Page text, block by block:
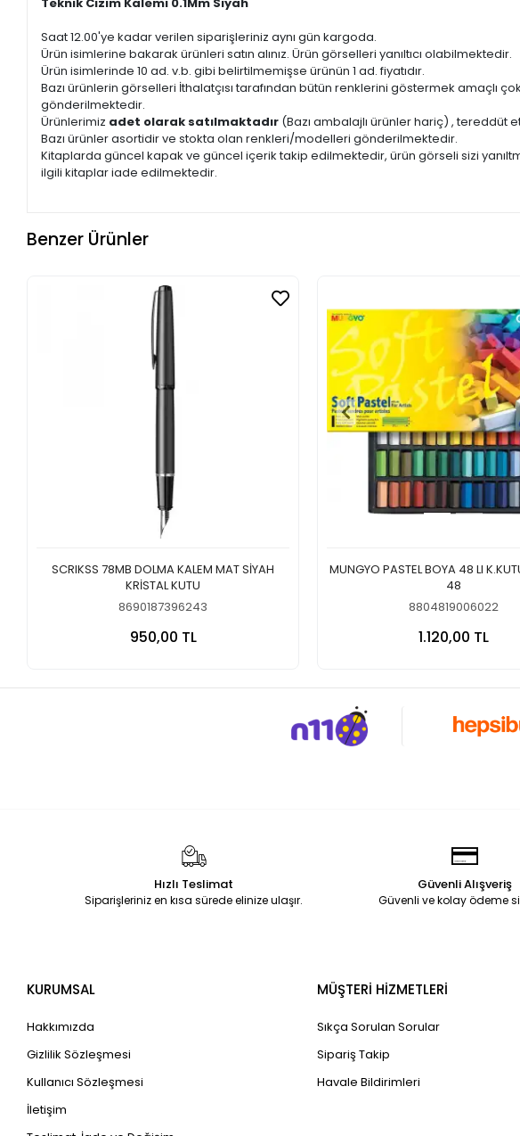
Saat 12.00'ye kadar verilen siparişleriniz aynı gün kargoda.
Ürün isimlerine bakarak ürünleri satın alınız. Ürün görselleri yanıltıcı olabilmektedir.
Ürün isimlerinde 10 ad. v.b. gibi belirtilmemişse ürünün 1 ad. fiyatıdır.
Bazı ürünlerin görselleri İthalatçısı tarafından bütün renklerini göstermek amaçlı
gönderilmektedir.
Ürünlerimiz adet olarak satılmaktadır (Bazı ambalajlı ürünler hariç) , tereddüt
Bazı ürünler asortidir ve stokta olan renkleri/modelleri gönderilmektedir.
Kitaplarda güncel kapak ve güncel içerik takip edilmektedir, ürün görseli sizi
ilgili kitaplar iade edilmektedir.
Benzer Ürünler
SCRIKSS 78MB DOLMA KALEM MAT SİYAH
KRİSTAL KUTU
8690187396243
950,00 TL
MUNGYO PASTEL BOYA 48 LI
48
8804819006022
1.120,00 TL
Hızlı Teslimat
Siparişleriniz en kısa sürede elinize ulaşır.
Güvenli Alışveriş
Güvenli ve kolay ödeme
KURUMSAL
Hakkımızda
Gizlilik Sözleşmesi
Kullanıcı Sözleşmesi
İletişim
MÜŞTERİ HİZMETLERİ
Sıkça Sorulan Sorular
Sipariş Takip
Havale Bildirimleri